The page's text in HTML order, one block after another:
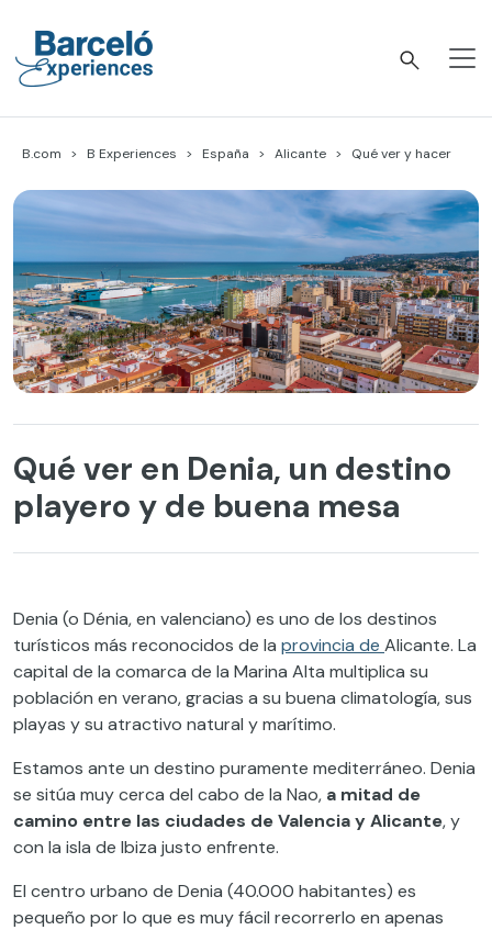
content
B.com B Experiences España Alicante Qué ver y hacer
Qué ver en Denia, un destino
playero y de buena mesa
Denia (o Dénia, en valenciano) es uno de los destinos
turísticos más reconocidos de la provincia de Alicante. La
capital de la comarca de la Marina Alta multiplica su
población en verano, gracias a su buena climatología, sus
playas y su atractivo natural y marítimo.
Estamos ante un destino puramente mediterráneo. Denia
se sitúa muy cerca del cabo de la Nao, a mitad de
camino entre las ciudades de Valencia y Alicante, y
con la isla de Ibiza justo enfrente.
El centro urbano de Denia (40.000 habitantes) es
pequeño por lo que es muy fácil recorrerlo en apenas